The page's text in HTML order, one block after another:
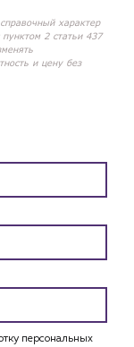
характер
2 статьи 437
и цену без
персональных